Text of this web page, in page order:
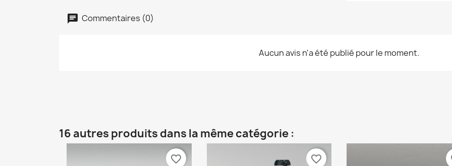
Commentaires (0)
Aucun avis n'a été publié pour le moment.
16 autres produits dans la même catégorie :
favorite_border favorite_border